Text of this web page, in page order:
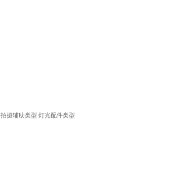
拍摄辅助类型 灯光配件类型